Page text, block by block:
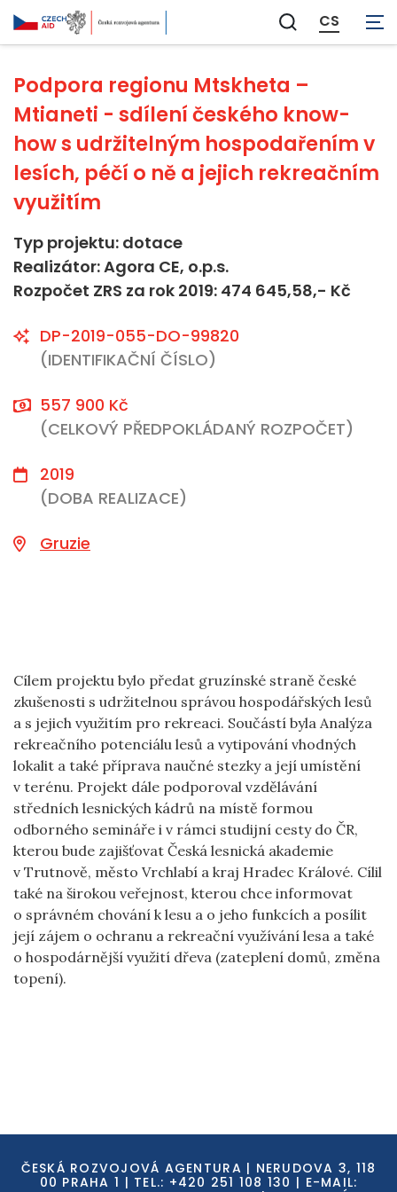
Zobrazit
vyhledávání
CS
Neaplikovatelné
Podpora regionu Mtskheta –
Mtianeti - sdílení českého know-
how s udržitelným hospodařením v
lesích, péčí o ně a jejich rekreačním
využitím
Typ projektu: dotace
Realizátor: Agora CE, o.p.s.
Rozpočet ZRS za rok 2019: 474 645,58,- Kč
DP-2019-055-DO-99820
(IDENTIFIKAČNÍ ČÍSLO)
557 900 Kč
(CELKOVÝ PŘEDPOKLÁDANÝ ROZPOČET)
2019
(DOBA REALIZACE)
Gruzie
Cílem projektu bylo předat gruzínské straně české
zkušenosti s udržitelnou správou hospodářských lesů
a s jejich využitím pro rekreaci. Součástí byla Analýza
rekreačního potenciálu lesů a vytipování vhodných
lokalit a také příprava naučné stezky a její umístění
v terénu. Projekt dále podporoval vzdělávání
středních lesnických kádrů na místě formou
odborného semináře i v rámci studijní cesty do ČR,
kterou bude zajišťovat Česká lesnická akademie
v Trutnově, město Vrchlabí a kraj Hradec Králové. Cílil
také na širokou veřejnost, kterou chce informovat
o správném chování k lesu a o jeho funkcích a posílit
její zájem o ochranu a rekreační využívání lesa a také
o hospodárnější využití dřeva (zateplení domů, změna
topení).
ČESKÁ ROZVOJOVÁ AGENTURA | NERUDOVA 3, 118
00 PRAHA 1 | TEL.: +420 251 108 130 | E-MAIL: